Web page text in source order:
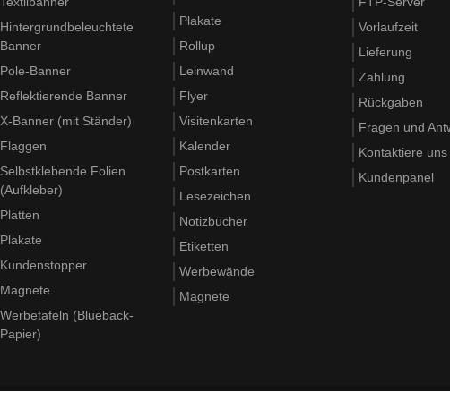
Hintergrundbeleuchtete
Banner
Pole-Banner
Reflektierende Banner
X-Banner (mit Ständer)
Flaggen
Selbstklebende Folien
(Aufkleber)
Platten
Plakate
Kundenstopper
Magnete
Werbetafeln (Blueback-
Papier)
Plakate
Rollup
Leinwand
Flyer
Visitenkarten
Kalender
Postkarten
Lesezeichen
Notizbücher
Etiketten
Werbewände
Magnete
Vorlaufzeit
Lieferung
Zahlung
Rückgaben
Fragen und
Kontaktiere uns
Kundenpanel